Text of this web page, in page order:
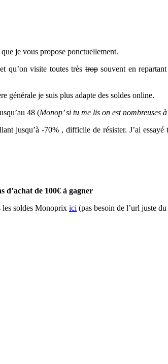
je vous propose ponctuellement.
qu’on visite toutes trèstropsouvent en
générale je suis plus adapte des soldes online.
48 (Monop’ si tu me lis on est nombreuses
jusqu’à -70% , difficile de résister. J’ai
d’achat de 100€ à gagner
les soldes Monoprix ici (pas besoin de l’url juste